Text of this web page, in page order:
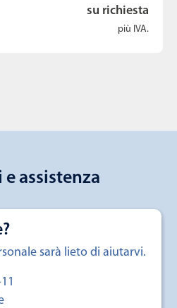
su richiesta
più IVA.
assistenza
sarà lieto di aiutarvi.